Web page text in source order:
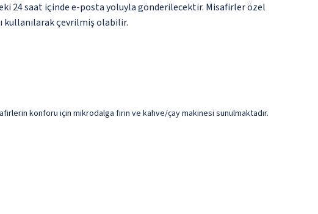
24 saat içinde e-posta yoluyla gönderilecektir. Misafirler özel
kullanılarak çevrilmiş olabilir.
konforu için mikrodalga fırın ve kahve/çay makinesi sunulmaktadır.